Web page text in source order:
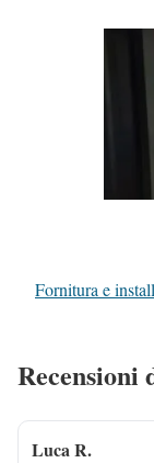
Fornitura e
Recensioni
Luca R.